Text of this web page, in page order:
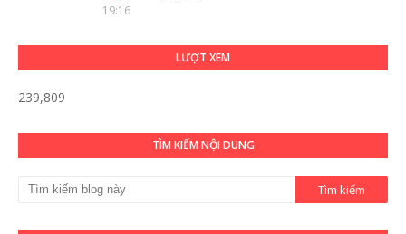
19:16
LƯỢT XEM
239,809
TÌM KIẾM NỘI DUNG